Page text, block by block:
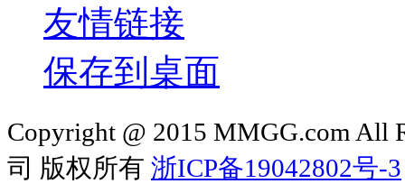
友情链接
保存到桌面
Copyright @ 2015 MMGG.com All
司 版权所有 浙ICP备19042802号-3